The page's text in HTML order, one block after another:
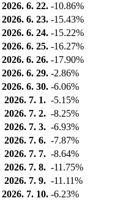
2026. 6. 22. -10.86%
2026. 6. 23. -15.43%
2026. 6. 24. -15.22%
2026. 6. 25. -16.27%
2026. 6. 26. -17.90%
2026. 6. 29. -2.86%
2026. 6. 30. -6.06%
2026. 7. 1. -5.15%
2026. 7. 2. -8.25%
2026. 7. 3. -6.93%
2026. 7. 6. -7.87%
2026. 7. 7. -8.64%
2026. 7. 8. -11.75%
2026. 7. 9. -11.11%
2026. 7. 10. -6.23%